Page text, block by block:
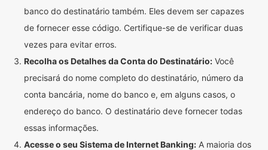
banco do destinatário também. Eles devem ser capazes
de fornecer esse código. Certifique-se de verificar duas
vezes para evitar erros.
Recolha os Detalhes da Conta do Destinatário: Você
precisará do nome completo do destinatário, número da
conta bancária, nome do banco e, em alguns casos, o
endereço do banco. O destinatário deve fornecer todas
essas informações.
Acesse o seu Sistema de Internet Banking: A maioria dos